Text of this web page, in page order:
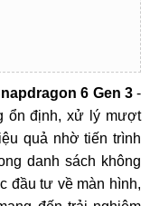
6 Gen 3-
ổn định, xử lý mượt
quả nhờ tiến trình
danh sách không
đầu tư về màn hình,